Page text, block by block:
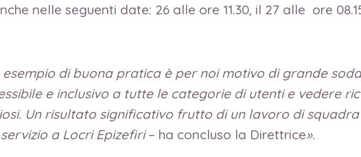
nelle seguenti date: 26 alle ore 11.30, il 27 alle ore
di buona pratica è per noi motivo di grande
e inclusivo a tutte le categorie di utenti e vedere
Un risultato significativo frutto di un lavoro di
a Locri Epizefiri– ha concluso la Direttrice».